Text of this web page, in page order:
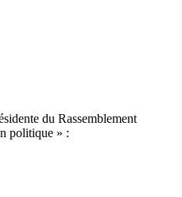
du Rassemblement
politique » :